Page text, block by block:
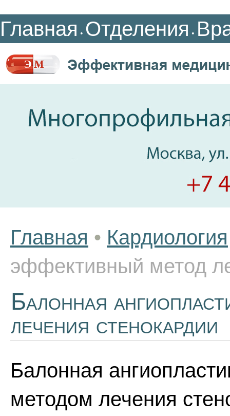
Главная • Отделения •
Главная • Кардиология
эффективный метод
Балонная
лечения стенокардии
Балонная
методом лечения